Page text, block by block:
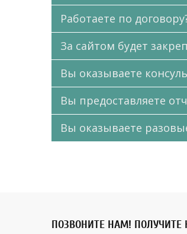
Работаете по
За сайтом будет
Вы оказываете
Вы предоставляете
Вы оказываете
ПОЗВОНИТЕ НАМ! ПОЛУЧИТЕ